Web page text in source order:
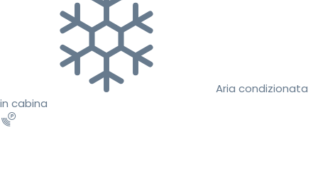
Aria condizionata
in cabina